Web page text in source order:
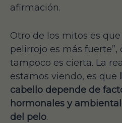
afirmación.
Otro de los mitos es
pelirrojo es más fuerte”,
tampoco es cierta. La
estamos viendo, es que
cabello depende de
hormonales y
del pelo.